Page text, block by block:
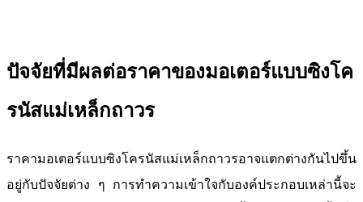
ปัจจัยที่มีผลต่อราคาของมอเตอร์แบบซิงโค
รนัสแม่เหล็กถาวร
ราคามอเตอร์แบบซิงโครนัสแม่เหล็กถาวรอาจแตกต่างกันไปขึ้น
อยู่กับปัจจัยต่าง ๆ การทำความเข้าใจกับองค์ประกอบเหล่านี้จะ